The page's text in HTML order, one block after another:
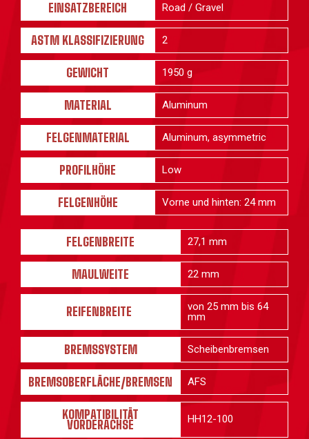
EINSATZBEREICH Road / Gravel
ASTM KLASSIFIZIERUNG 2
GEWICHT 1950 g
MATERIAL Aluminum
FELGENMATERIAL Aluminum, asymmetric
PROFILHÖHE Low
FELGENHÖHE Vorne und hinten: 24 mm
FELGENBREITE 27,1 mm
MAULWEITE 22 mm
REIFENBREITE
von 25 mm bis 64
mm
BREMSSYSTEM Scheibenbremsen
BREMSOBERFLÄCHE/BREMSEN AFS
KOMPATIBILITÄT
VORDERACHSE HH12-100